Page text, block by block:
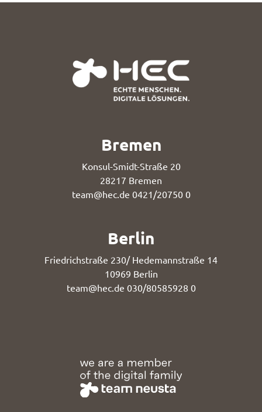
Bremen
Konsul-Smidt-Straße 20
28217 Bremen
team@hec.de 0421/20750 0
Berlin
Friedrichstraße 230/ Hedemannstraße 14
10969 Berlin
team@hec.de 030/80585928 0